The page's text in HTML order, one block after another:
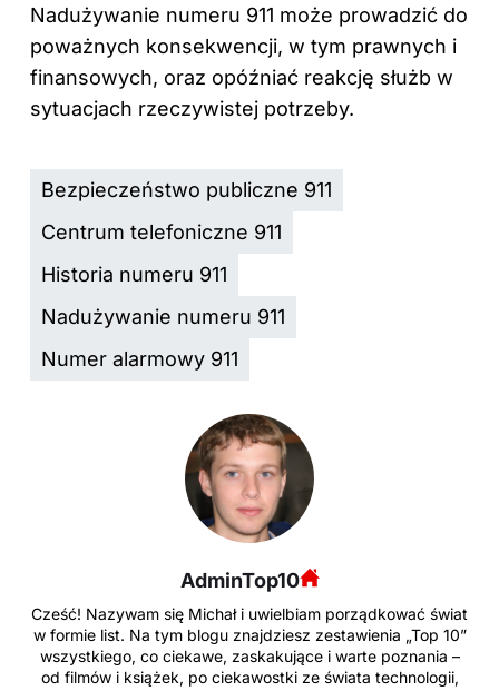
Nadużywanie numeru 911 może prowadzić do
poważnych konsekwencji, w tym prawnych i
finansowych, oraz opóźniać reakcję służb w
sytuacjach rzeczywistej potrzeby.
Bezpieczeństwo publiczne 911
Centrum telefoniczne 911
Historia numeru 911
Nadużywanie numeru 911
Numer alarmowy 911
AdminTop10
Cześć! Nazywam się Michał i uwielbiam porządkować świat
w formie list. Na tym blogu znajdziesz zestawienia „Top 10”
wszystkiego, co ciekawe, zaskakujące i warte poznania –
od filmów i książek, po ciekawostki ze świata technologii,